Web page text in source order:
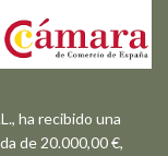
ha recibido una
de 20.000,00 €,